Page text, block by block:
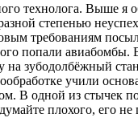
технолога. Выше
степенью
требованиям
попали
зубодолбёжный
учили
В одной из стычек
плохого, его